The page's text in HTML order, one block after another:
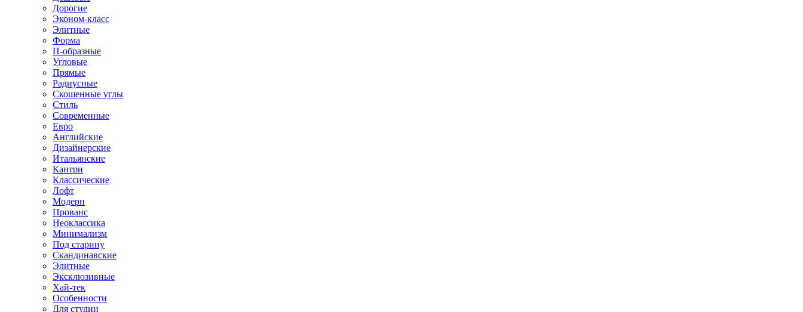
Дорогие
Эконом-класс
Элитные
Форма
П-образные
Угловые
Прямые
Радиусные
Скошенные углы
Стиль
Современные
Евро
Английские
Дизайнерские
Итальянские
Кантри
Классические
Лофт
Модерн
Прованс
Неоклассика
Минимализм
Под старину
Скандинавские
Элитные
Эксклюзивные
Хай-тек
Особенности
Для студии